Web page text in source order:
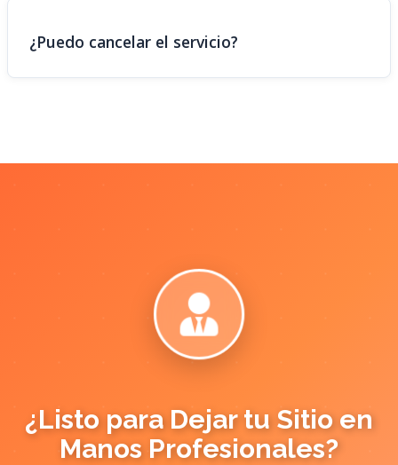
¿Puedo cancelar el servicio?
¿Listo para Dejar tu Sitio en
Manos Profesionales?